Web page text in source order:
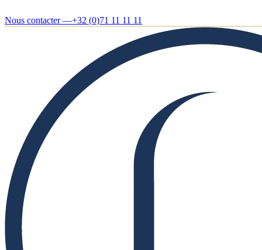
Nous contacter —+32 (0)71 11 11 11